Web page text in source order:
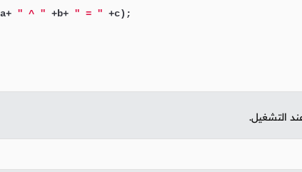
" ^ " +b+ " = " +c);
التشغيل.